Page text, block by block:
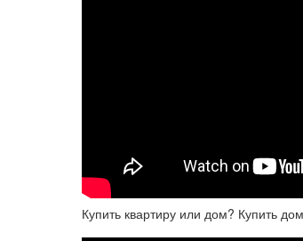
Купить квартиру или дом? Купить